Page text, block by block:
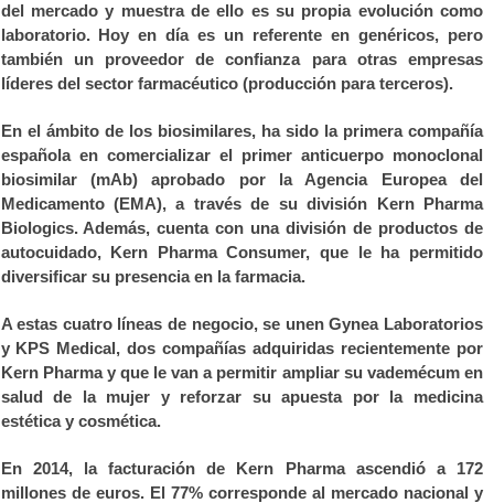
del mercado y muestra de ello es su propia evolución como
laboratorio. Hoy en día es un referente en genéricos, pero
también un proveedor de confianza para otras empresas
líderes del sector farmacéutico (producción para terceros).
En el ámbito de los biosimilares, ha sido la primera compañía
española en comercializar el primer anticuerpo monoclonal
biosimilar (mAb) aprobado por la Agencia Europea del
Medicamento (EMA), a través de su división Kern Pharma
Biologics. Además, cuenta con una división de productos de
autocuidado, Kern Pharma Consumer, que le ha permitido
diversificar su presencia en la farmacia.
A estas cuatro líneas de negocio, se unen Gynea Laboratorios
y KPS Medical, dos compañías adquiridas recientemente por
Kern Pharma y que le van a permitir ampliar su vademécum en
salud de la mujer y reforzar su apuesta por la medicina
estética y cosmética.
En 2014, la facturación de Kern Pharma ascendió a 172
millones de euros. El 77% corresponde al mercado nacional y